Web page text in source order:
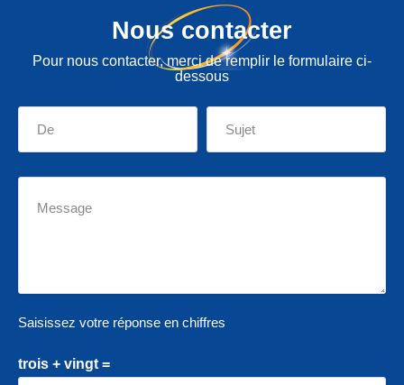
Nous contacter
Pour nous contacter, merci de remplir le formulaire ci-
dessous
Saisissez votre réponse en chiffres
trois + vingt =